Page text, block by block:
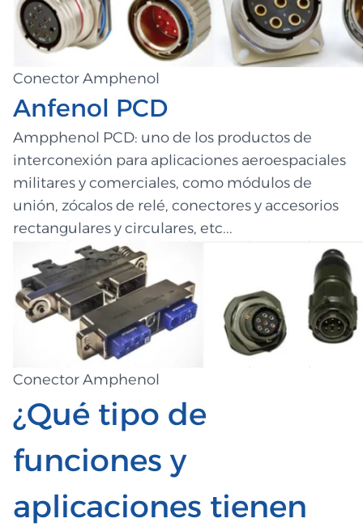
Conector Amphenol
Anfenol PCD
Ampphenol PCD: uno de los productos de
interconexión para aplicaciones aeroespaciales
militares y comerciales, como módulos de
unión, zócalos de relé, conectores y accesorios
rectangulares y circulares, etc...
Conector Amphenol
¿Qué tipo de
funciones y
aplicaciones tienen